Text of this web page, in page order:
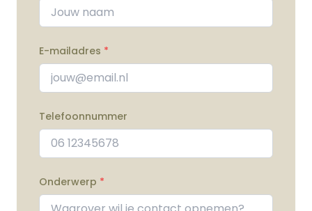
E-mailadres *
Telefoonnummer
Onderwerp *